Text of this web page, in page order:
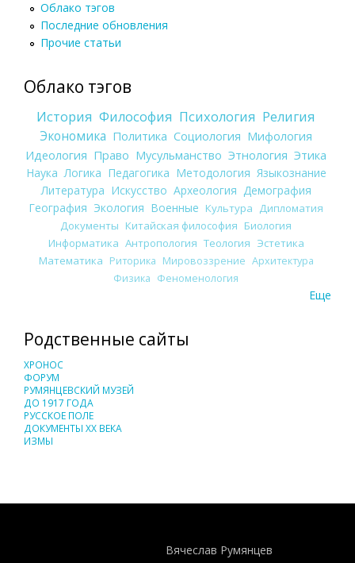
Облако тэгов
Последние обновления
Прочие статьи
Облако тэгов
История Философия Психология Религия
Экономика Политика Социология Мифология
Идеология Право Мусульманство Этнология Этика
Наука Логика Педагогика Методология Языкознание
Литература Искусство Археология Демография
География Экология Военные Культура
Дипломатия
Документы Китайская философия Биология
Информатика Антропология Теология Эстетика
Математика Риторика Мировоззрение Архитектура
Физика Феноменология
Еще
Родственные сайты
ХРОНОС
ФОРУМ
РУМЯНЦЕВСКИЙ МУЗЕЙ
ДО 1917 ГОДА
РУССКОЕ ПОЛЕ
ДОКУМЕНТЫ XX ВЕКА
ИЗМЫ
Вячеслав Румянцев